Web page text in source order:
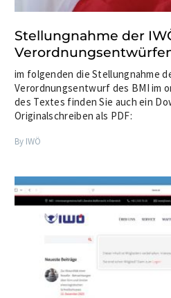
Stellungnahme der
im folgenden die Stellungnahme
Verordnungsentwurf des BMI im
des Textes finden Sie auch ein
Originalschreiben als PDF:
By IWÖ